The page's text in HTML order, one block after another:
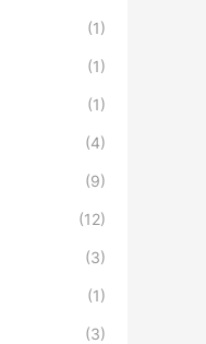
(1)
(1)
(1)
(4)
(9)
(12)
(3)
(1)
(3)